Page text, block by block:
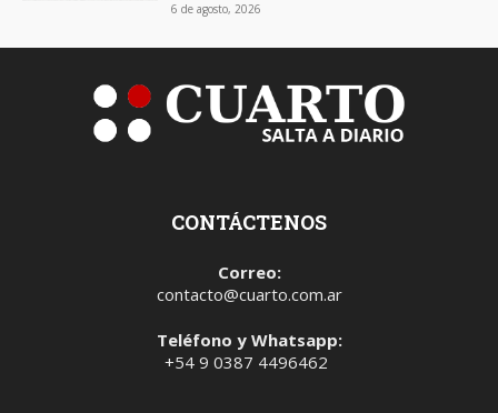
6 de agosto, 2026
CONTÁCTENOS
Correo:
contacto@cuarto.com.ar
Teléfono y Whatsapp:
+54 9 0387 4496462